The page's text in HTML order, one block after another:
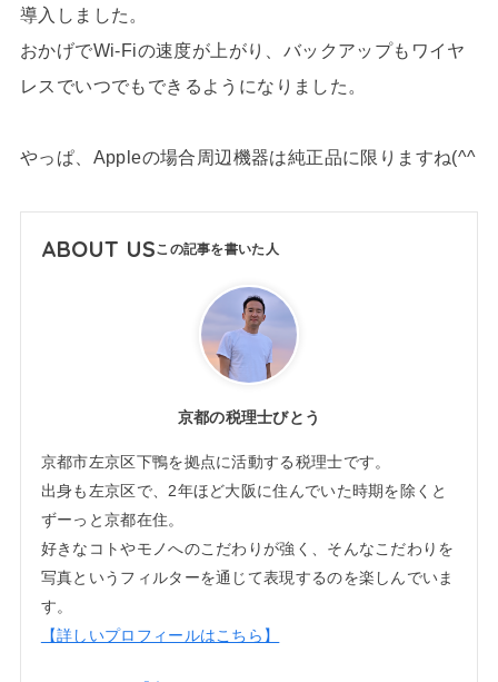
導入しました。
おかげでWi-Fiの速度が上がり、バックアップもワイヤ
レスでいつでもできるようになりました。
やっぱ、Appleの場合周辺機器は純正品に限りますね(^^
ABOUT US
京都の税理士びとう
京都市左京区下鴨を拠点に活動する税理士です。
出身も左京区で、2年ほど大阪に住んでいた時期を除くと
ずーっと京都在住。
好きなコトやモノへのこだわりが強く、そんなこだわりを
写真というフィルターを通じて表現するのを楽しんでいま
す。
【詳しいプロフィールはこちら】